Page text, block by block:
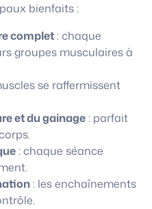
bienfaits :
complet: chaque
groupes musculaires à
se raffermissent
et du gainage: parfait
: chaque séance
: les enchaînements